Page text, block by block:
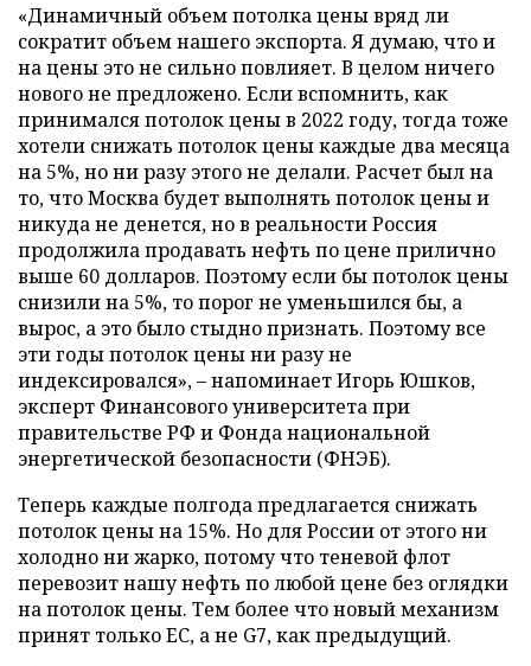
«Динамичный объем потолка цены вряд ли
сократит объем нашего экспорта. Я думаю, что и
на цены это не сильно повлияет. В целом ничего
нового не предложено. Если вспомнить, как
принимался потолок цены в 2022 году, тогда тоже
хотели снижать потолок цены каждые два месяца
на 5%, но ни разу этого не делали. Расчет был на
то, что Москва будет выполнять потолок цены и
никуда не денется, но в реальности Россия
продолжила продавать нефть по цене прилично
выше 60 долларов. Поэтому если бы потолок цены
снизили на 5%, то порог не уменьшился бы, а
вырос, а это было стыдно признать. Поэтому все
эти годы потолок цены ни разу не
индексировался», – напоминает Игорь Юшков,
эксперт Финансового университета при
правительстве РФ и Фонда национальной
энергетической безопасности (ФНЭБ).
Теперь каждые полгода предлагается снижать
потолок цены на 15%. Но для России от этого ни
холодно ни жарко, потому что теневой флот
перевозит нашу нефть по любой цене без оглядки
на потолок цены. Тем более что новый механизм
принят только ЕС, а не G7, как предыдущий.